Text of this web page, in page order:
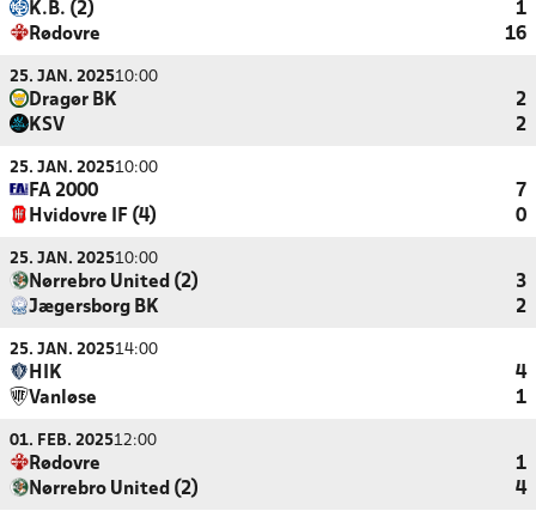
K.B. (2)
1
Rødovre
16
25. JAN. 202510:00
Dragør BK
2
KSV
2
25. JAN. 202510:00
FA 2000
7
Hvidovre IF (4)
0
25. JAN. 202510:00
Nørrebro United (2)
3
Jægersborg BK
2
25. JAN. 202514:00
HIK
4
Vanløse
1
01. FEB. 202512:00
Rødovre
1
Nørrebro United (2)
4